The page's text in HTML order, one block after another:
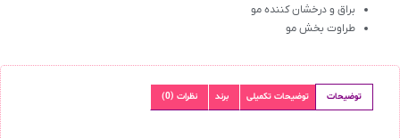
براق و درخشان کننده مو
طراوت بخش مو
توضیحات توضیحات تکمیلی برند نظرات (0)